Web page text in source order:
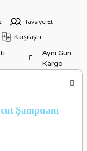
Tavsiye Et
Karşılaştır
Aynı Gün
Kargo
Şampuanı